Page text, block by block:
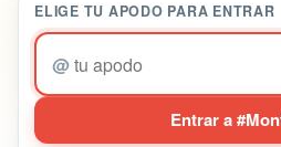
ELIGE TU APODO PARA ENTRAR
@
Entrar a